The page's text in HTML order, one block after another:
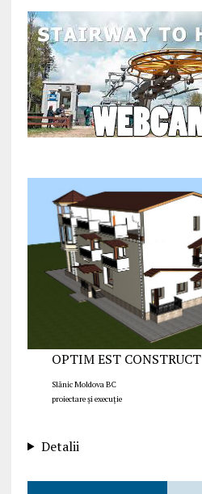
OPTIM EST CONSTRUCT
Slănic Moldova BC
proiectare și execuție
Detalii